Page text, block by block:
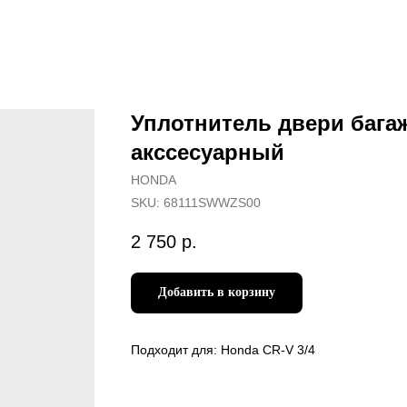
Уплотнитель двери
акссесуарный
HONDA
SKU: 68111SWWZS00
2 750 р.
Добавить в корзину
Подходит для: Honda CR-V 3/4